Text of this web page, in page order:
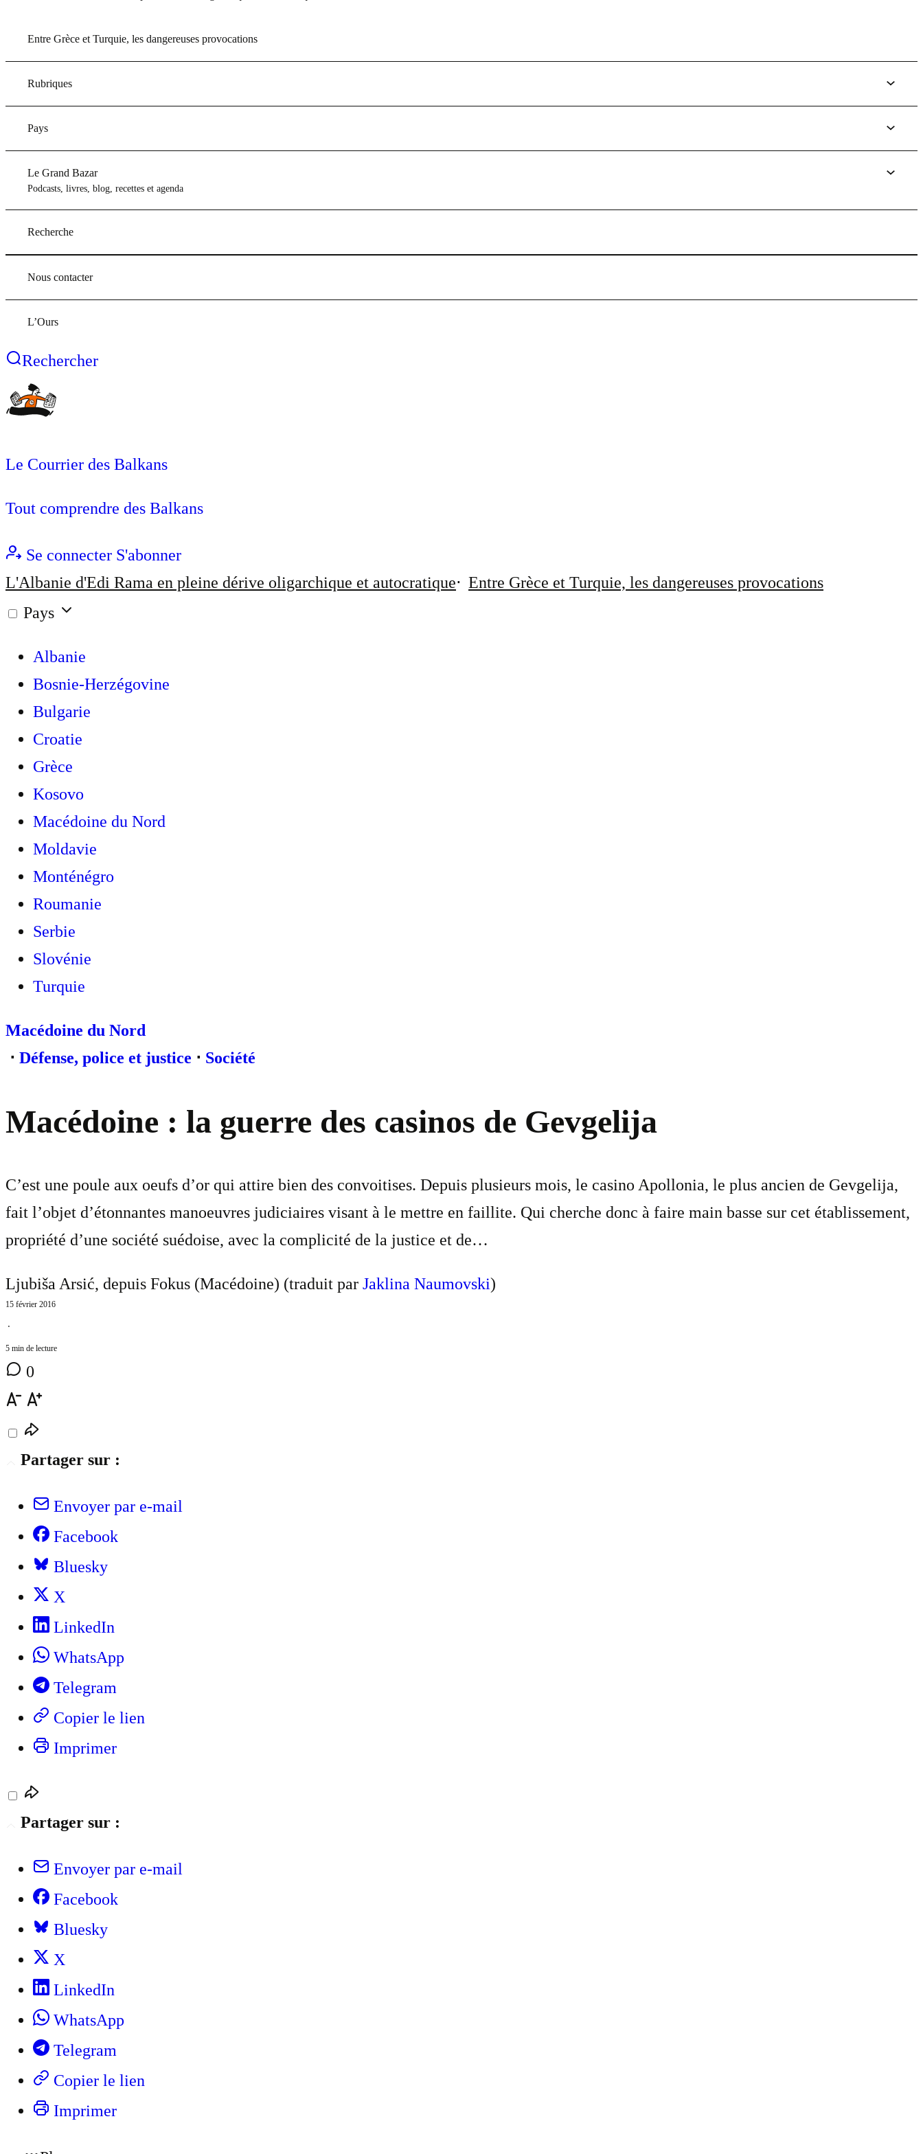
Entre Grèce et Turquie, les dangereuses provocations
Rubriques
Pays
Le Grand Bazar
Podcasts, livres, blog, recettes et agenda
Recherche
Nous contacter
L’Ours
Rechercher
Le Courrier des Balkans
Tout comprendre des Balkans
Se connecter S'abonner
L'Albanie d'Edi Rama en pleine dérive oligarchique et autocratique
Entre Grèce et Turquie, les dangereuses provocations
Pays
Albanie
Bosnie-Herzégovine
Bulgarie
Croatie
Grèce
Kosovo
Macédoine du Nord
Moldavie
Monténégro
Roumanie
Serbie
Slovénie
Turquie
Macédoine du Nord
⋅ Défense, police et justice ⋅ Société
Macédoine : la guerre des casinos de Gevgelija
C’est une poule aux oeufs d’or qui attire bien des convoitises. Depuis plusieurs mois, le casino Apollonia, le plus ancien de Gevgelija,
fait l’objet d’étonnantes manoeuvres judiciaires visant à le mettre en faillite. Qui cherche donc à faire main basse sur cet établissement,
propriété d’une société suédoise, avec la complicité de la justice et de…
Ljubiša Arsić, depuis Fokus (Macédoine) (traduit par Jaklina Naumovski)
15 février 2016
⋅
5 min de lecture
0
Partager sur :
Envoyer par e-mail
Facebook
Bluesky
X
LinkedIn
WhatsApp
Telegram
Copier le lien
Imprimer
Partager sur :
Envoyer par e-mail
Facebook
Bluesky
X
LinkedIn
WhatsApp
Telegram
Copier le lien
Imprimer